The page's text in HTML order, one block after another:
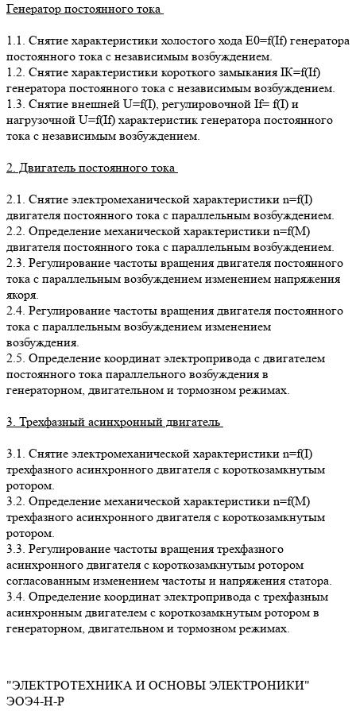
Генератор постоянного тока
1.1. Снятие характеристики холостого хода E0=f(If) генератора
постоянного тока с независимым возбуждением.
1.2. Снятие характеристики короткого замыкания IК=f(If)
генератора постоянного тока с независимым возбуждением.
1.3. Снятие внешней U=f(I), регулировочной If= f(I) и
нагрузочной U=f(If) характеристик генератора постоянного
тока с независимым возбуждением.
2. Двигатель постоянного тока
2.1. Снятие электромеханической характеристики n=f(I)
двигателя постоянного тока с параллельным возбуждением.
2.2. Определение механической характеристики n=f(М)
двигателя постоянного тока с параллельным возбуждением.
2.3. Регулирование частоты вращения двигателя постоянного
тока с параллельным возбуждением изменением напряжения
якоря.
2.4. Регулирование частоты вращения двигателя постоянного
тока с параллельным возбуждением изменением
возбуждения.
2.5. Определение координат электропривода с двигателем
постоянного тока параллельного возбуждения в
генераторном, двигательном и тормозном режимах.
3. Трехфазный асинхронный двигатель
3.1. Снятие электромеханической характеристики n=f(I)
трехфазного асинхронного двигателя с короткозамкнутым
ротором.
3.2. Определение механической характеристики n=f(M)
трехфазного асинхронного двигателя с короткозамкнутым
ротором.
3.3. Регулирование частоты вращения трехфазного
асинхронного двигателя с короткозамкнутым ротором
согласованным изменением частоты и напряжения статора.
3.4. Определение координат электропривода с трехфазным
асинхронным двигателем с короткозамкнутым ротором в
генераторном, двигательном и тормозном режимах.
"ЭЛЕКТРОТЕХНИКА И ОСНОВЫ ЭЛЕКТРОНИКИ"
ЭОЭ4-Н-Р